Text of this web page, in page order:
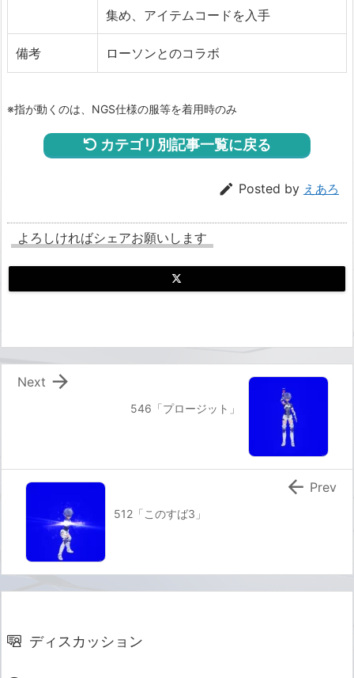
集め、アイテムコードを入手
備考 ローソンとのコラボ
※指が動くのは、NGS仕様の服等を着用時のみ
カテゴリ別記事一覧に戻る
 Posted by えあろ
よろしければシェアお願いします
546「プロージット」

Next
512「このすば3」
 Prev
ディスカッション